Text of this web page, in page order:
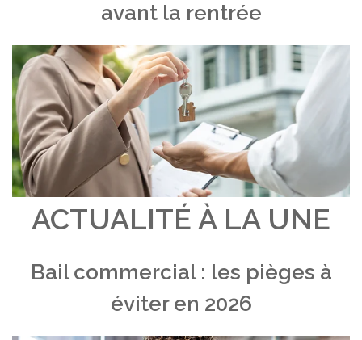
avant la rentrée
ACTUALITÉ À LA UNE
Bail commercial : les pièges à
éviter en 2026